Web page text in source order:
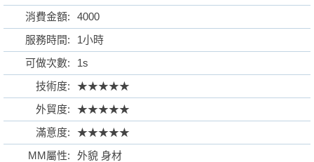
格
消費金額:
4000
服務時間:
1小時
可做次數:
1s
技術度:
★★★★★
外貿度:
★★★★★
滿意度:
★★★★★
MM屬性:
外貌 身材